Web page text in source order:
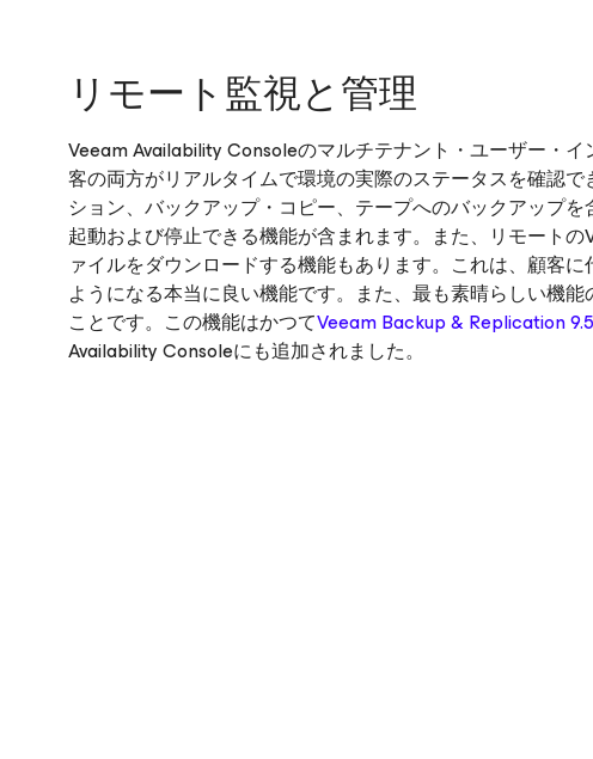
リモート監視と管理
Veeam Availability Consoleのマルチテナント・ユーザー・
客の両方がリアルタイムで環境の実際のステータスを確認
ション、バックアップ・コピー、テープへのバックアップ
起動および停止できる機能が含まれます。また、リモート
ァイルをダウンロードする機能もあります。これは、顧客
ようになる本当に良い機能です。また、最も素晴らしい機
ことです。この機能はかつてVeeam Backup & Replication
Availability Consoleにも追加されました。